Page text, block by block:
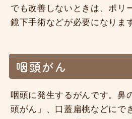
でも改善しないときは、ポリ
鏡下手術などが必要になりま
咽頭がん
咽頭に発生するがんです。鼻
頭がん」、口蓋扁桃などにで